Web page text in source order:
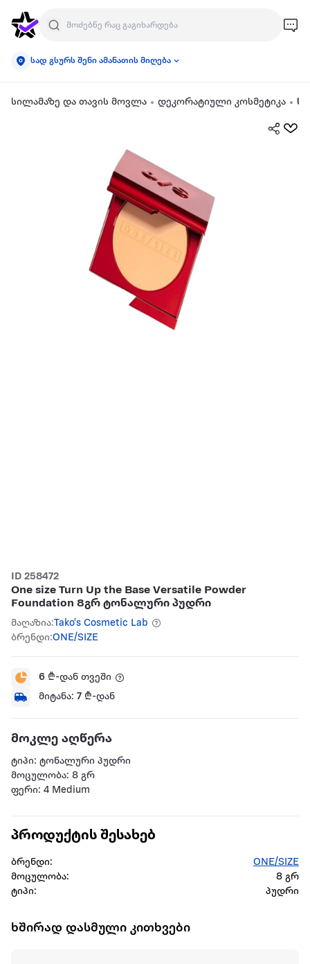
სად გსურს შენი ამანათის მიღება
სილამაზე და თავის მოვლა დეკორატიული კოსმეტიკა
ID 258472
One size Turn Up the Base Versatile Powder
Foundation 8გრ ტონალური პუდრი
მაღაზია:Tako's Cosmetic Lab
ბრენდი:ONE/SIZE
6 ₾-დან თვეში
მიტანა: 7 ₾-დან
მოკლე აღწერა
ტიპი: ტონალური პუდრი
მოცულობა: 8 გრ
ფერი: 4 Medium
პროდუქტის შესახებ
ბრენდი:
ONE/SIZE
მოცულობა:
8 გრ
ტიპი:
პუდრი
ხშირად დასმული კითხვები